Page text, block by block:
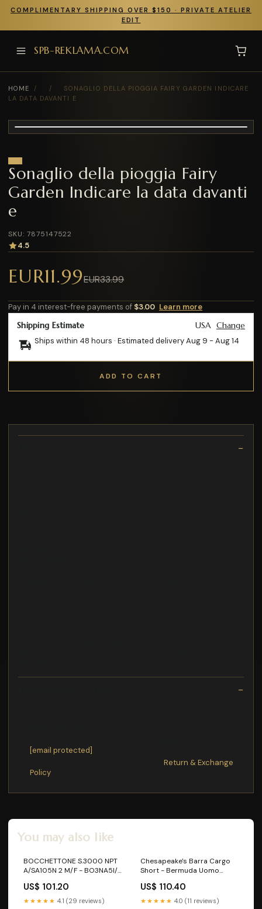
COMPLIMENTARY SHIPPING OVER $150 · PRIVATE ATELIER
EDIT
SPB-REKLAMA.COM
HOME / /
SONAGLIO DELLA PIOGGIA FAIRY GARDEN INDICARE
LA DATA DAVANTI E
Sonaglio della pioggia Fairy
Garden Indicare la data davanti
e
SKU: 7875147522
4.5
EUR11.99EUR33.99
Pay in 4 interest-free payments of $3.00 Learn more
Shipping Estimate USA Change
Ships within 48 hours · Estimated deliveryAug 9 - Aug 14
ADD TO CART
[email protected]
Return & Exchange
Policy
You may also like
BOCCHETTONE S.3000 NPT
A/SA105N 2 M/F - BO3NA5I/
US$ 101.20
★★★★★ 4.1 (29 reviews)
Chesapeake's Barra Cargo
Short - Bermuda Uomo
US$ 110.40
★★★★★ 4.0 (11 reviews)